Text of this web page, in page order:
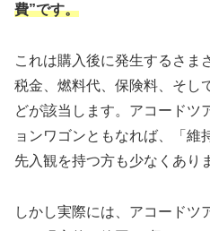
費”です。
これは購入後に発生するさま
税金、燃料代、保険料、そし
どが該当します。アコードツ
ョンワゴンともなれば、「維
先入観を持つ方も少なくあり
しかし実際には、アコードツ